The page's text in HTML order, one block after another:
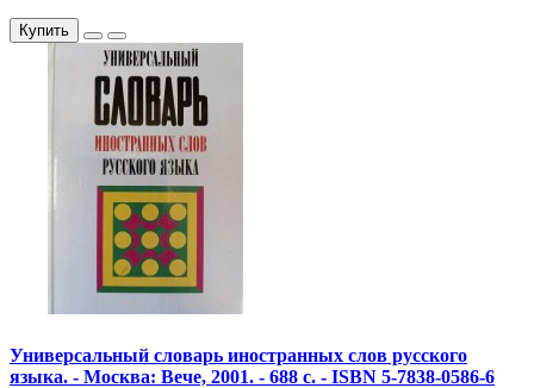
Купить
Универсальный словарь иностранных слов русского
языка. - Москва: Вече, 2001. - 688 с. - ISBN 5-7838-0586-6